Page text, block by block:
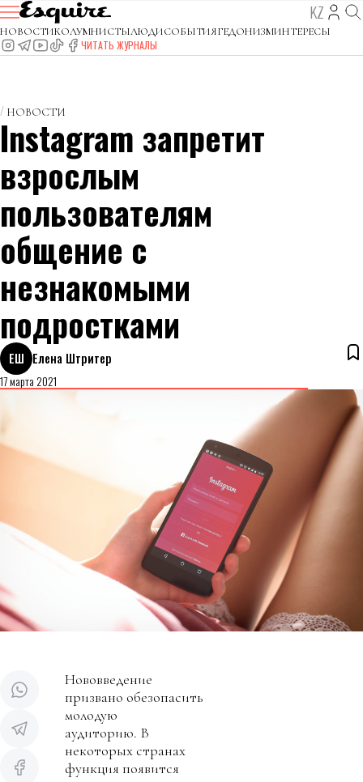
KZ
НОВОСТИКОЛУМНИСТЫЛЮДИСОБЫТИЯГЕДОНИЗМИНТЕРЕСЫ
ЧИТАТЬ ЖУРНАЛЫ
НОВОСТИ
Instagram запретит
взрослым
пользователям
общение с
незнакомыми
подростками
ЕШ Елена Штритер
17 марта 2021
Нововведение
призвано обезопасить
молодую
аудиторию. В
некоторых странах
функция появится